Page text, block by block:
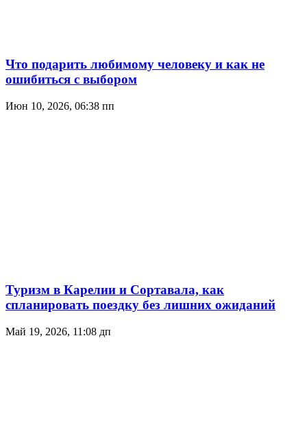
Что подарить любимому человеку и как не
ошибиться с выбором
Июн 10, 2026, 06:38 пп
Туризм в Карелии и Сортавала, как
спланировать поездку без лишних ожиданий
Май 19, 2026, 11:08 дп